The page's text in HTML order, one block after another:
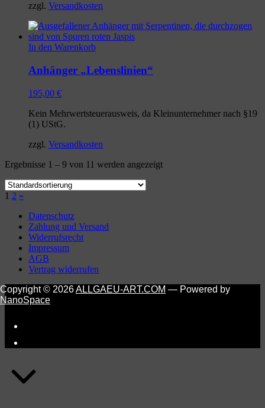
zzgl. Versandkosten
In den Warenkorb
Anhänger „Lebenslinien“
195,00 €
Kein Mehrwertsteuerausweis, da Kleinunternehmer nach §19
(1) UStG.
zzgl. Versandkosten
Ergebnisse 1 – 9 von 11 werden angezeigt
1 2 Next
»
Datenschutz
Zahlung und Versand
Widerrufsrecht
Impressum
AGB
Vertrag widerrufen
Copyright © 2026ALLGAEU-ART.COM — Powered by
NanoSpace